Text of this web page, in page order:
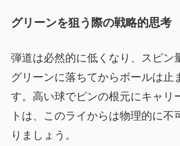
グリーンを狙う際の戦略的思考
弾道は必然的に低くなり、スピン
グリーンに落ちてからボールは止
す。高い球でピンの根元にキャリ
トは、このライからは物理的に不
りましょう。